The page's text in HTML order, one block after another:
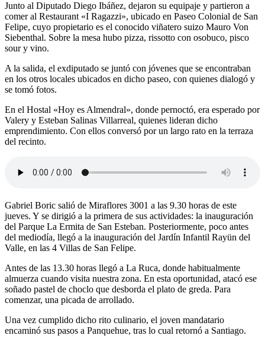
Junto al Diputado Diego Ibáñez, dejaron su equipaje y partieron a
comer al Restaurant «I Ragazzi», ubicado en Paseo Colonial de San
Felipe, cuyo propietario es el conocido viñatero suizo Mauro Von
Siebenthal. Sobre la mesa hubo pizza, rissotto con osobuco, pisco
sour y vino.
A la salida, el exdiputado se juntó con jóvenes que se encontraban
en los otros locales ubicados en dicho paseo, con quienes dialogó y
se tomó fotos.
En el Hostal «Hoy es Almendral», donde pernoctó, era esperado por
Valery y Esteban Salinas Villarreal, quienes lideran dicho
emprendimiento. Con ellos conversó por un largo rato en la terraza
del recinto.
Gabriel Boric salió de Miraflores 3001 a las 9.30 horas de este
jueves. Y se dirigió a la primera de sus actividades: la inauguración
del Parque La Ermita de San Esteban. Posteriormente, poco antes
del mediodía, llegó a la inauguración del Jardín Infantil Rayün del
Valle, en las 4 Villas de San Felipe.
Antes de las 13.30 horas llegó a La Ruca, donde habitualmente
almuerza cuando visita nuestra zona. En esta oportunidad, atacó ese
soñado pastel de choclo que desborda el plato de greda. Para
comenzar, una picada de arrollado.
Una vez cumplido dicho rito culinario, el joven mandatario
encaminó sus pasos a Panquehue, tras lo cual retornó a Santiago.